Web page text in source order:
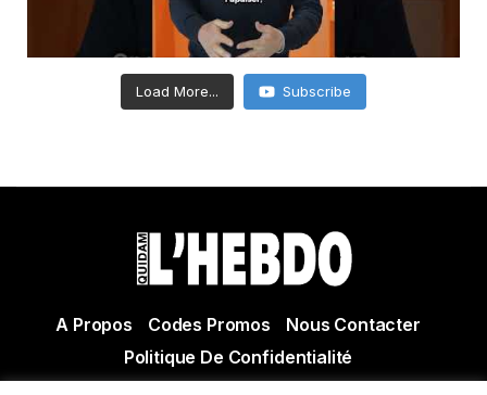
Load More... Subscribe
A Propos Codes Promos
Nous Contacter
Politique De Confidentialité